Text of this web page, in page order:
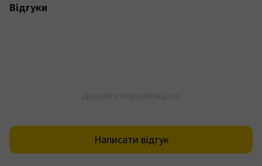
Відгуки
Написати відгук